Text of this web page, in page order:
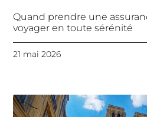
Quand prendre une
voyager en toute sérénité
21 mai 2026